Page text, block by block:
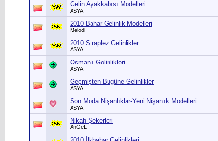
Gelin Ayakkabısı Modelleri
ASYA
2010 Bahar Gelinlik Modelleri
Melodi
2010 Straplez Gelinlikler
ASYA
Osmanlı Gelinlikleri
ASYA
Geçmişten Bugüne Gelinlikler
ASYA
Son Moda Nişanlıklar-Yeni Nişanlık Modelleri
ASYA
Nikah Şekerleri
AnGeL